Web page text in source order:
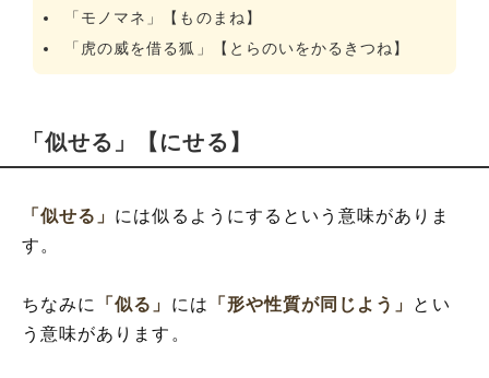
「モノマネ」【ものまね】
「虎の威を借る狐」【とらのいをかるきつね】
「似せる」【にせる】
「似せる」 には似るようにするという意味がありま
す。
ちなみに 「似る」 には 「形や性質が同じよう」 とい
う意味があります。